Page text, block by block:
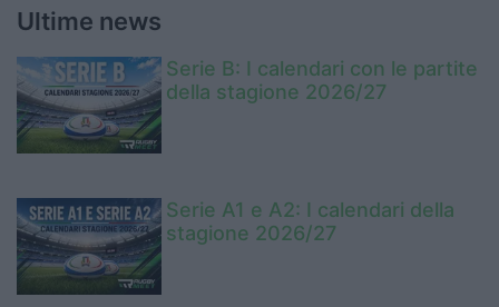
Ultime news
Serie B: I calendari con le partite
della stagione 2026/27
Serie A1 e A2: I calendari della
stagione 2026/27